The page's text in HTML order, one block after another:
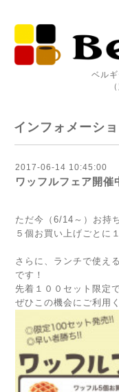
ベル
インフォメーシ
2017-06-14 10:45:00
ワッフルフェア開催
ただ今（6/14～）お持
５個お買い上げごとに
さらに、ランチで使え
です！
先着１００セット限定で
ぜひこの機会にご利用